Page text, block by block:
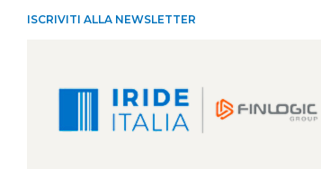
ISCRIVITI ALLA NEWSLETTER